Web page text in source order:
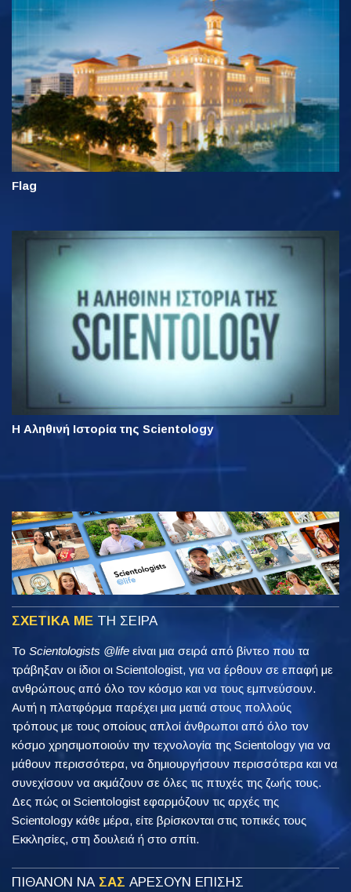
Flag
Η Αληθινή Ιστορία της Scientology
ΣΧΕΤΙΚΑ ΜΕ ΤΗ ΣΕΙΡΑ
Το Scientologists @life είναι μια σειρά από βίντεο που τα
τράβηξαν οι ίδιοι οι Scientologist, για να έρθουν σε επαφή με
ανθρώπους από όλο τον κόσμο και να τους εμπνεύσουν.
Αυτή η πλατφόρμα παρέχει μια ματιά στους πολλούς
τρόπους με τους οποίους απλοί άνθρωποι από όλο τον
κόσμο χρησιμοποιούν την τεχνολογία της Scientology για να
μάθουν περισσότερα, να δημιουργήσουν περισσότερα και να
συνεχίσουν να ακμάζουν σε όλες τις πτυχές της ζωής τους.
Δες πώς οι Scientologist εφαρμόζουν τις αρχές της
Scientology κάθε μέρα, είτε βρίσκονται στις τοπικές τους
Εκκλησίες, στη δουλειά ή στο σπίτι.
ΠΙΘΑΝΟΝ ΝΑ ΣΑΣ ΑΡΕΣΟΥΝ ΕΠΙΣΗΣ